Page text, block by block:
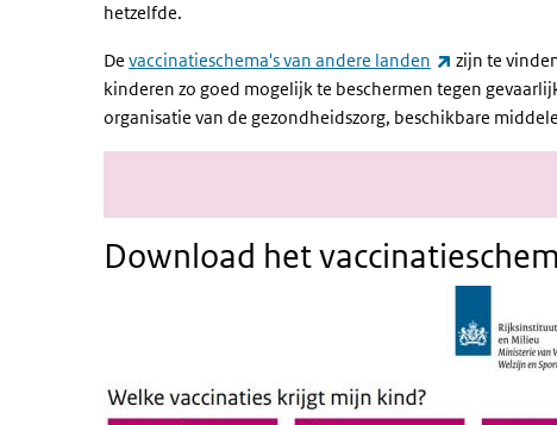
hetzelfde.
De vaccinatieschema's van andere landen (externe link)
zijn te
kinderen zo goed mogelijk te beschermen tegen
organisatie van de gezondheidszorg, beschikbare
Download het